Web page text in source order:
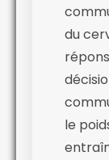
du
le